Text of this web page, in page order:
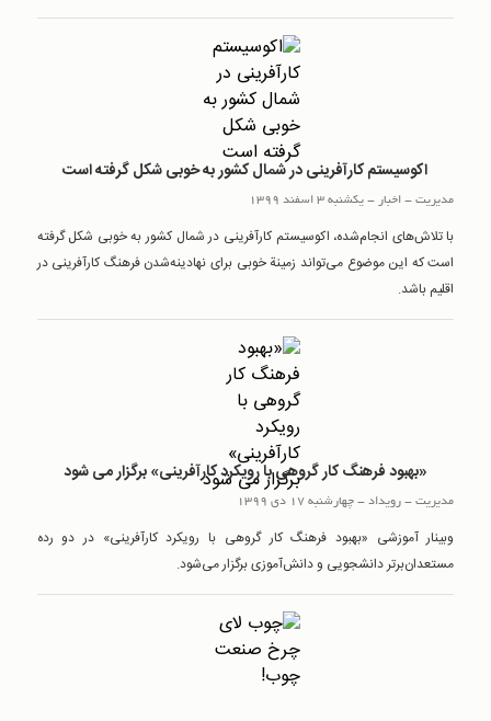
اکوسیستم کارآفرینی در شمال کشور به خوبی شکل گرفته است
مدیریت-اخبار -یکشنبه 3 اسفند 1399
با تلاش‌های انجام‌شده، اکوسیستم کارآفرینی در شمال کشور به خوبی شکل گرفته
است که این موضوع می‌تواند زمینة خوبی برای نهادینه‌شدن فرهنگ کارآفرینی در
اقلیم باشد.
«بهبود فرهنگ کار گروهی با رویکرد کارآفرینی» برگزار می شود
مدیریت-رويداد-چهارشنبه 17 دی 1399
وبینار آموزشی «بهبود فرهنگ کار گروهی با رویکرد کارآفرینی» در دو رده
مستعدان‌برتر دانشجویی و دانش‌آموزی برگزار می‌شود.